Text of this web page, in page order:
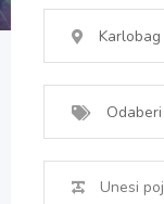
Karlobag